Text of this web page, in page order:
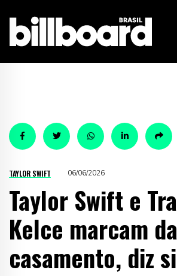
TAYLOR SWIFT 06/06/2026
Taylor Swift e
Kelce marcam
casamento, diz